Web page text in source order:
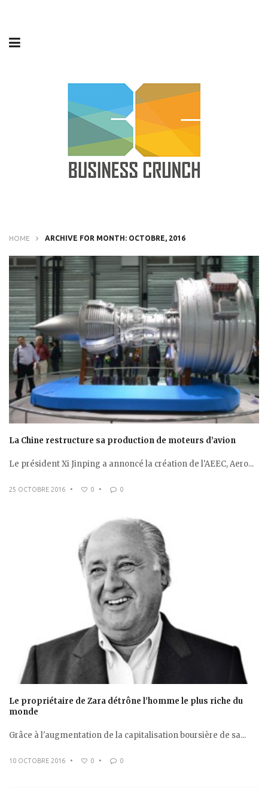
HOME ARCHIVE FOR MONTH: OCTOBRE, 2016
La Chine restructure sa production de moteurs d’avion
Le président Xi Jinping a annoncé la création de l'AEEC, Aero...
25 OCTOBRE 2016 • 0 • 0
Le propriétaire de Zara détrône l’homme le plus riche du
monde
Grâce à l'augmentation de la capitalisation boursière de sa...
10 OCTOBRE 2016 • 0 • 0